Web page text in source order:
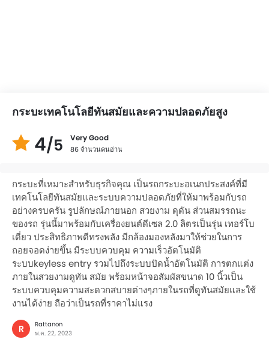
กระบะเทคโนโลยีทันสมัยและความปลอดภัยสูง
4/5 Very Good
86 จำนวนคนอ่าน
กระบะที่เหมาะสำหรับธุรกิจคุณ เป็นรถกระบะอเนกประสงค์ที่มี
เทคโนโลยีทันสมัยและระบบความปลอดภัยที่ให้มาพร้อมกับรถ
อย่างครบครัน รูปลักษณ์ภายนอก สวยงาม ดุดัน ส่วนสมรรถนะ
ของรถ รุ่นนี้มาพร้อมกับเครื่องยนต์ดีเซล 2.0 ลิตรเป็นรุ่น เทอร์โบ
เดี่ยว ประสิทธิภาพดีทรงพลัง มีกล้องมองหลังมาให้ช่วยในการ
ถอยจอดง่ายขึ้น มีระบบควบคุม ความเร็วอัตโนมัติ
ระบบkeyless entry รวมไปถึงระบบปัดน้ำอัตโนมัติ การตกแต่ง
ภายในสวยงามดูทัน สมัย พร้อมหน้าจอสัมผัสขนาด 10 นิ้วเป็น
ระบบควบคุมความสะดวกสบายต่างๆภายในรถที่ดูทันสมัยและใช้
งานได้ง่าย ถือว่าเป็นรถที่ราคาไม่แรง
R
Rattanon
พ.ค. 22, 2023